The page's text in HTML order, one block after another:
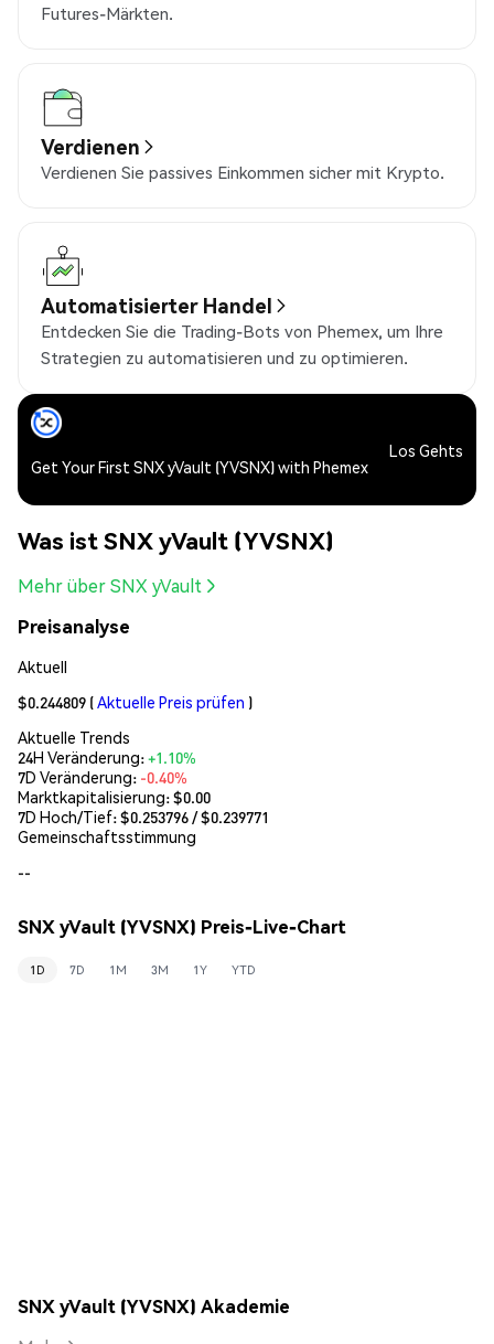
Futures-Märkten.
Verdienen
Verdienen Sie passives Einkommen sicher mit Krypto.
Automatisierter Handel
Entdecken Sie die Trading-Bots von Phemex, um Ihre
Strategien zu automatisieren und zu optimieren.
Get Your First SNX yVault (YVSNX) with Phemex
Los Gehts
Was ist SNX yVault (YVSNX)
Mehr über SNX yVault
Preisanalyse
Aktuell
$0.244809 (Aktuelle Preis prüfen )
Aktuelle Trends
24H Veränderung:+1.10%
7D Veränderung: -0.40%
Marktkapitalisierung:$0.00
7D Hoch/Tief: $0.253796/ $0.239771
Gemeinschaftsstimmung
--
SNX yVault (YVSNX) Preis-Live-Chart
1D 7D 1M 3M 1Y YTD
SNX yVault (YVSNX) Akademie